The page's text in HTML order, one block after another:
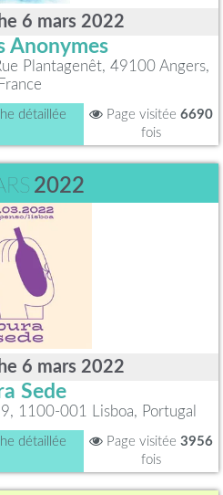
6 mars 2022
Anonymes
Plantagenêt, 49100 Angers,
France
détaillée Page visitée 6690
fois
2022
6 mars 2022
Sede
1100-001 Lisboa, Portugal
détaillée Page visitée 3956
fois